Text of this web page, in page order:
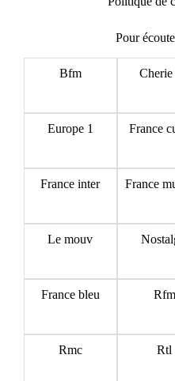
Pour
Bfm
Europe 1 France
France inter France
Le mouv
France bleu Rfm
Rmc Rtl